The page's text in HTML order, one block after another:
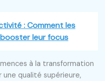
: Comment les
leur focus
à la transformation
qualité supérieure,